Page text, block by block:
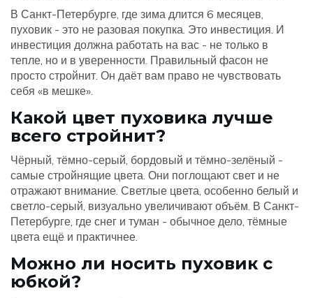
В Санкт-Петербурге, где зима длится 6 месяцев,
пуховик - это не разовая покупка. Это инвестиция. И
инвестиция должна работать на вас - не только в
тепле, но и в уверенности. Правильный фасон не
просто стройнит. Он даёт вам право не чувствовать
себя «в мешке».
Какой цвет пуховика лучше
всего стройнит?
Чёрный, тёмно-серый, бордовый и тёмно-зелёный -
самые стройнящие цвета. Они поглощают свет и не
отражают внимание. Светлые цвета, особенно белый и
светло-серый, визуально увеличивают объём. В Санкт-
Петербурге, где снег и туман - обычное дело, тёмные
цвета ещё и практичнее.
Можно ли носить пуховик с
юбкой?